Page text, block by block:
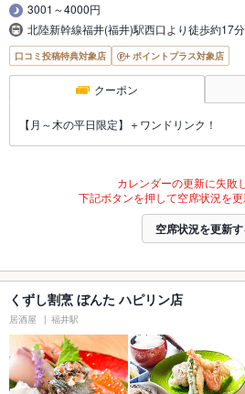
3001～4000円
北陸新幹線福井(福井)駅西口より徒歩約17分
口コミ投稿特典対象店 ポイントプラス対象店
クーポン
【月～木の平日限定】＋ワンドリンク！
カレンダーの更新に失敗
下記ボタンを押して空席状況を更
空席状況を更新
くずし割烹 ぼんた ハピリン店
居酒屋 福井駅